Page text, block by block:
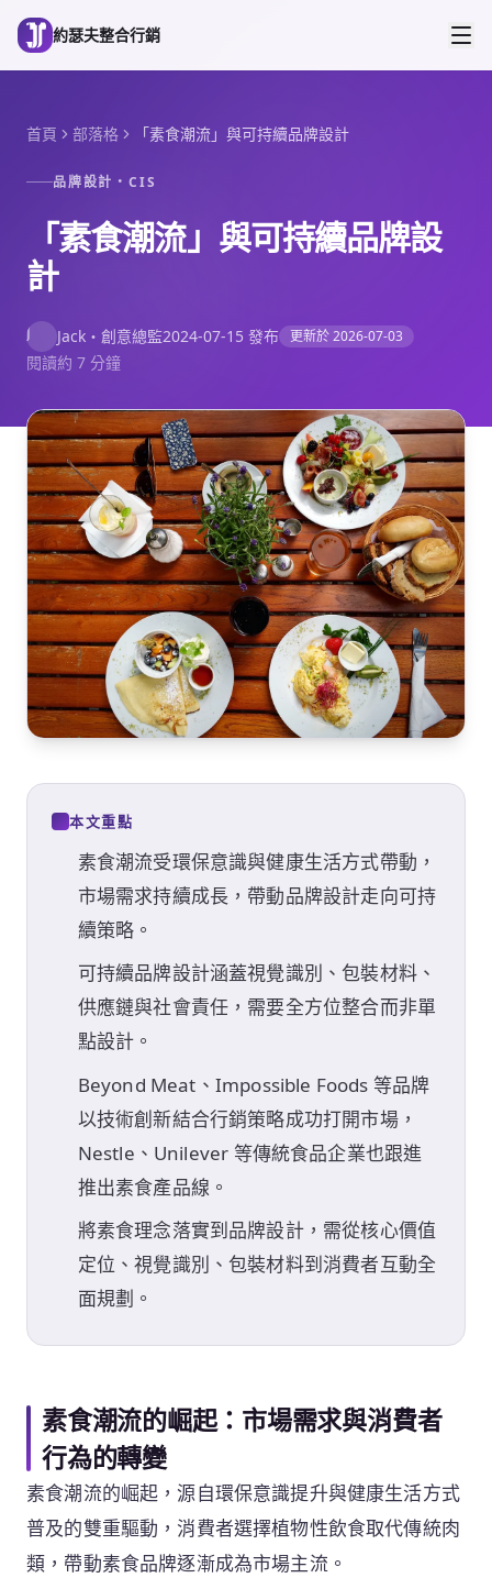
跳到主要內容
約瑟夫整合行銷
首頁 部落格 「素食潮流」與可持續品牌設計
品牌設計・CIS
「素食潮流」與可持續品牌設
計
J Jack ・ 創意總監2024-07-15 發布 更新於2026-07-03
閱讀約 7 分鐘
本文重點
素食潮流受環保意識與健康生活方式帶動，
市場需求持續成長，帶動品牌設計走向可持
續策略。
可持續品牌設計涵蓋視覺識別、包裝材料、
供應鏈與社會責任，需要全方位整合而非單
點設計。
Beyond Meat、Impossible Foods 等品牌
以技術創新結合行銷策略成功打開市場，
Nestle、Unilever 等傳統食品企業也跟進
推出素食產品線。
將素食理念落實到品牌設計，需從核心價值
定位、視覺識別、包裝材料到消費者互動全
面規劃。
素食潮流的崛起：市場需求與消費者
行為的轉變
素食潮流的崛起，源自環保意識提升與健康生活方式
普及的雙重驅動，消費者選擇植物性飲食取代傳統肉
類，帶動素食品牌逐漸成為市場主流。